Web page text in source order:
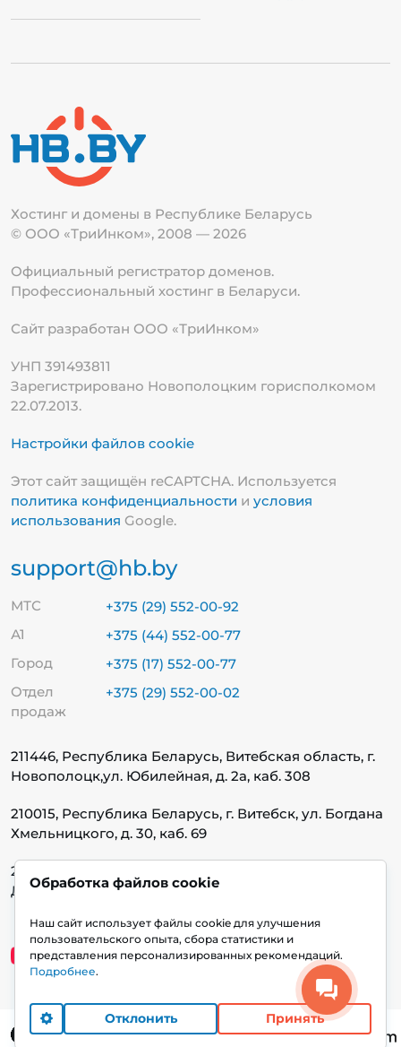
Хостинг и домены в Республике Беларусь
© ООО «ТриИнком», 2008 — 2026
Официальный регистратор доменов.
Профессиональный хостинг в Беларуси.
Сайт разработан ООО «ТриИнком»
УНП 391493811
Зарегистрировано Новополоцким горисполкомом
22.07.2013.
Настройки файлов cookie
Этот сайт защищён reCAPTCHA. Используется
политика конфиденциальности и условия
использования Google.
support@hb.by
МТС
+375 (29) 552-00-92
А1
+375 (44) 552-00-77
Город
+375 (17) 552-00-77
Отдел
продаж
+375 (29) 552-00-02
211446, Республика Беларусь, Витебская область, г.
Новополоцк,ул. Юбилейная, д. 2а, каб. 308
210015, Республика Беларусь, г. Витебск, ул. Богдана
Хмельницкого, д. 30, каб. 69
220140, Республика Беларусь, г. Минск, ул.
Домбровская, д. 9, каб. 13.1.1
Обработка файлов cookie
Наш сайт использует файлы cookie для улучшения
пользовательского опыта, сбора статистики и
представления персонализированных рекомендаций.
Подробнее.